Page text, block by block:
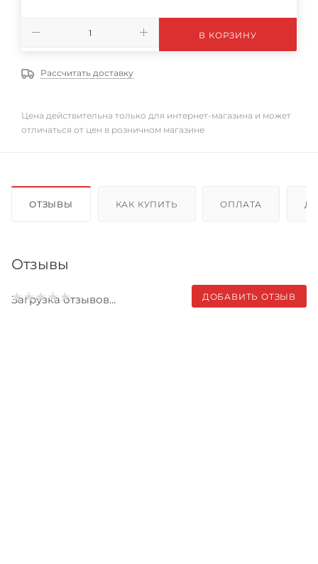
В КОРЗИНУ
Рассчитать доставку
Цена действительна только для интернет-магазина и может
отличаться от цен в розничном магазине
ОТЗЫВЫ КАК КУПИТЬ ОПЛАТА
Отзывы
ДОБАВИТЬ ОТЗЫВ
Загрузка отзывов...